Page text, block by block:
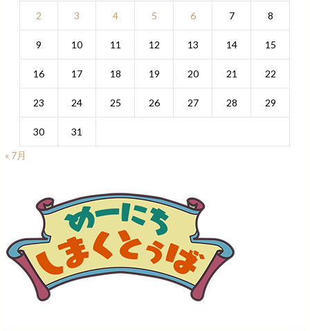
2 3 4 5 6 7 8
9 10 11 12 13 14 15
16 17 18 19 20 21 22
23 24 25 26 27 28 29
30
31
« 7月